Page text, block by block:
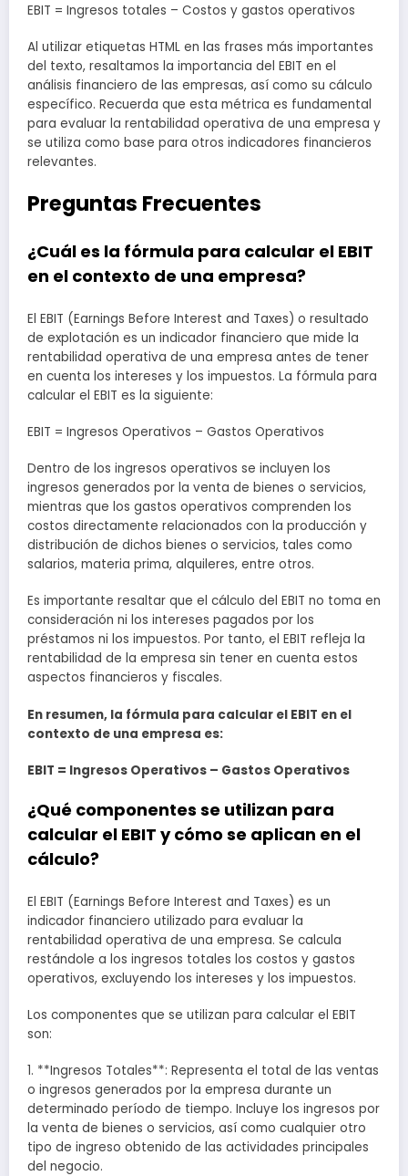
EBIT = Ingresos totales – Costos y gastos operativos
Al utilizar etiquetas HTML en las frases más importantes
del texto, resaltamos la importancia del EBIT en el
análisis financiero de las empresas, así como su cálculo
específico. Recuerda que esta métrica es fundamental
para evaluar la rentabilidad operativa de una empresa y
se utiliza como base para otros indicadores financieros
relevantes.
Preguntas Frecuentes
¿Cuál es la fórmula para calcular el EBIT
en el contexto de una empresa?
El EBIT (Earnings Before Interest and Taxes) o resultado
de explotación es un indicador financiero que mide la
rentabilidad operativa de una empresa antes de tener
en cuenta los intereses y los impuestos. La fórmula para
calcular el EBIT es la siguiente:
EBIT = Ingresos Operativos – Gastos Operativos
Dentro de los ingresos operativos se incluyen los
ingresos generados por la venta de bienes o servicios,
mientras que los gastos operativos comprenden los
costos directamente relacionados con la producción y
distribución de dichos bienes o servicios, tales como
salarios, materia prima, alquileres, entre otros.
Es importante resaltar que el cálculo del EBIT no toma en
consideración ni los intereses pagados por los
préstamos ni los impuestos. Por tanto, el EBIT refleja la
rentabilidad de la empresa sin tener en cuenta estos
aspectos financieros y fiscales.
En resumen, la fórmula para calcular el EBIT en el
contexto de una empresa es:
EBIT = Ingresos Operativos – Gastos Operativos
¿Qué componentes se utilizan para
calcular el EBIT y cómo se aplican en el
cálculo?
El EBIT (Earnings Before Interest and Taxes) es un
indicador financiero utilizado para evaluar la
rentabilidad operativa de una empresa. Se calcula
restándole a los ingresos totales los costos y gastos
operativos, excluyendo los intereses y los impuestos.
Los componentes que se utilizan para calcular el EBIT
son:
1. **Ingresos Totales**: Representa el total de las ventas
o ingresos generados por la empresa durante un
determinado período de tiempo. Incluye los ingresos por
la venta de bienes o servicios, así como cualquier otro
tipo de ingreso obtenido de las actividades principales
del negocio.